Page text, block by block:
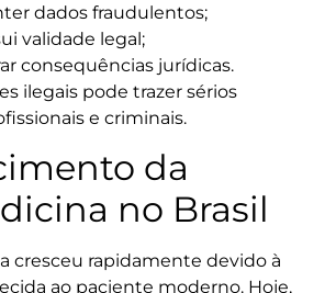
dados fraudulentos;
validade legal;
consequências jurídicas.
ilegais pode trazer sérios
e criminais.
da
no Brasil
cresceu rapidamente devido à
ao paciente moderno. Hoje,